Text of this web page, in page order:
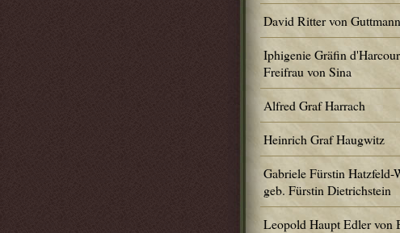
David Ritter von Guttmann
Iphigenie Gräfin
Freifrau von Sina
Alfred Graf Harrach
Heinrich Graf Haugwitz
Gabriele Fürstin Hatzfeld-
geb. Fürstin Dietrichstein
Leopold Haupt Edler von